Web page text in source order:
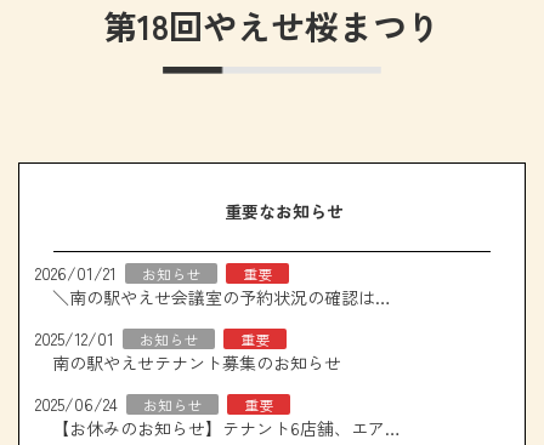
第18回やえせ桜まつり
重要なお知らせ
2026/01/21 お知らせ 重要
＼南の駅やえせ会議室の予約状況の確認はこちら！／
2025/12/01
お知らせ 重要
南の駅やえせテナント募集のお知らせ
2025/06/24
お知らせ 重要
【お休みのお知らせ】テナント6店舗、エアコン取り換え工事について